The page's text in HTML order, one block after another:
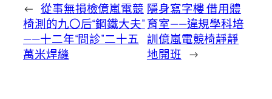
← 從事無損檢億嵐電競
椅測的九〇后“鋼鐵大夫”
——十二年“問診”二十五
萬米焊縫
隱身寫字樓 借用體
育室——違規學科培
訓億嵐電競椅靜靜
地開班 →